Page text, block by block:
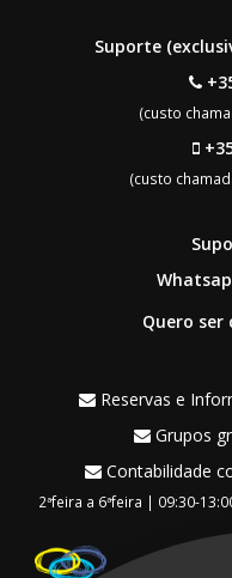
Suporte
(custo
(custo
Quero
Reservas e
Grupos
Contabilidade
2ªfeira a 6ªfeira | 09:30-